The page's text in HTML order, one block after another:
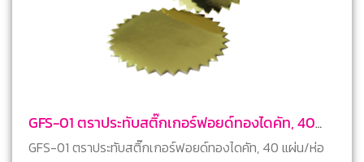
GFS-01 ตราประทับสติ๊กเกอร์ฟอยด์ทองไดคัท, 40
แผ่น/ห่อ
GFS-01 ตราประทับสติ๊กเกอร์ฟอยด์ทองไดคัท, 40 แผ่น/ห่อ